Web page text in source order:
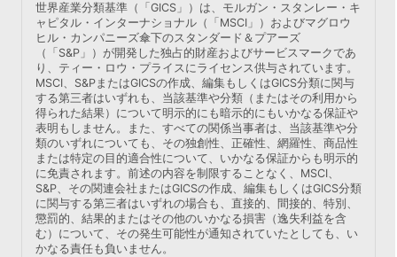
世界産業分類基準（「GICS」）は、モルガン・スタンレー・キ
ャピタル・インターナショナル（「MSCI」）およびマグロウ
ヒル・カンパニーズ傘下のスタンダード＆プアーズ
（「S&P」）が開発した独占的財産およびサービスマークであ
り、ティー・ロウ・プライスにライセンス供与されています。
MSCI、S&PまたはGICSの作成、編集もしくはGICS分類に関与
する第三者はいずれも、当該基準や分類（またはその利用から
得られた結果）について明示的にも暗示的にもいかなる保証や
表明もしません。また、すべての関係当事者は、当該基準や分
類のいずれについても、その独創性、正確性、網羅性、商品性
または特定の目的適合性について、いかなる保証からも明示的
に免責されます。前述の内容を制限することなく、MSCI、
S&P、その関連会社またはGICSの作成、編集もしくはGICS分類
に関与する第三者はいずれの場合も、直接的、間接的、特別、
懲罰的、結果的またはその他のいかなる損害（逸失利益を含
む）について、その発生可能性が通知されていたとしても、い
かなる責任も負いません。